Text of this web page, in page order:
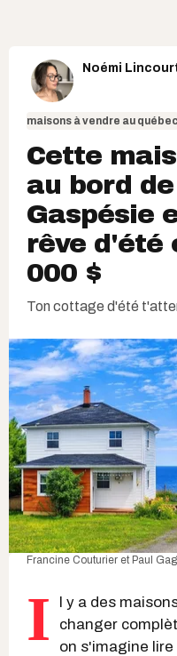
Noémi
maisons à vendre au québec
Cette
au bord de
Gaspésie
rêve d'été
000 $
Ton cottage d'été
Francine Couturier et Paul
I
l y a des
changer
on s'imagine